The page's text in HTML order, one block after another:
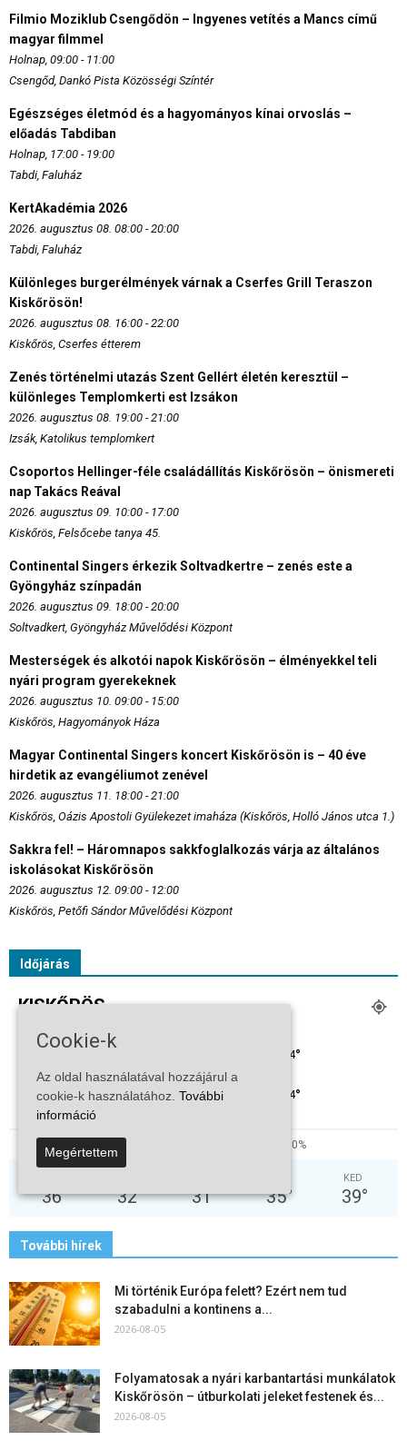
Filmio Moziklub Csengődön – Ingyenes vetítés a Mancs című
magyar filmmel
Holnap, 09:00 - 11:00
Csengőd, Dankó Pista Közösségi Színtér
Egészséges életmód és a hagyományos kínai orvoslás –
előadás Tabdiban
Holnap, 17:00 - 19:00
Tabdi, Faluház
KertAkadémia 2026
2026. augusztus 08. 08:00 - 20:00
Tabdi, Faluház
Különleges burgerélmények várnak a Cserfes Grill Teraszon
Kiskőrösön!
2026. augusztus 08. 16:00 - 22:00
Kiskőrös, Cserfes étterem
Zenés történelmi utazás Szent Gellért életén keresztül –
különleges Templomkerti est Izsákon
2026. augusztus 08. 19:00 - 21:00
Izsák, Katolikus templomkert
Csoportos Hellinger-féle családállítás Kiskőrösön – önismereti
nap Takács Reával
2026. augusztus 09. 10:00 - 17:00
Kiskőrös, Felsőcebe tanya 45.
Continental Singers érkezik Soltvadkertre – zenés este a
Gyöngyház színpadán
2026. augusztus 09. 18:00 - 20:00
Soltvadkert, Gyöngyház Művelődési Központ
Mesterségek és alkotói napok Kiskőrösön – élményekkel teli
nyári program gyerekeknek
2026. augusztus 10. 09:00 - 15:00
Kiskőrös, Hagyományok Háza
Magyar Continental Singers koncert Kiskőrösön is – 40 éve
hirdetik az evangéliumot zenével
2026. augusztus 11. 18:00 - 21:00
Kiskőrös, Oázis Apostoli Gyülekezet imaháza (Kiskőrös, Holló János utca 1.)
Sakkra fel! – Háromnapos sakkfoglalkozás várja az általános
iskolásokat Kiskőrösön
2026. augusztus 12. 09:00 - 12:00
Kiskőrös, Petőfi Sándor Művelődési Központ
Időjárás
KISKŐRÖS
34° 34°
34°
0%
36° 32° 31° 35°
KED
39°
További hírek
Mi történik Európa felett? Ezért nem tud
szabadulni a kontinens a...
2026-08-05
Folyamatosak a nyári karbantartási munkálatok
Kiskőrösön – útburkolati jeleket festenek és...
2026-08-05
Cookie-k
Az oldal használatával hozzájárul a
cookie-k használatához. További
információ
Megértettem